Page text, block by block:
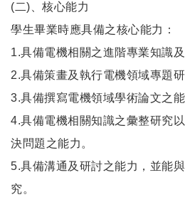
(二)、核心能力
學生畢業時應具備之核心能力：
1.具備電機相關之進階專業知識及
2.具備策畫及執行電機領域專題研
3.具備撰寫電機領域學術論文之能
4.具備電機相關知識之彙整研究
決問題之能力。
5.具備溝通及研討之能力，並能
究。